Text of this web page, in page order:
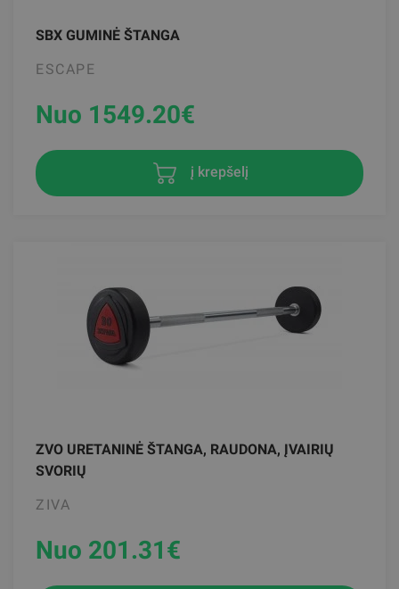
SBX GUMINĖ ŠTANGA
ESCAPE
Nuo 1549.20€
į krepšelį
ZVO URETANINĖ ŠTANGA, RAUDONA, ĮVAIRIŲ
SVORIŲ
ZIVA
Nuo 201.31€